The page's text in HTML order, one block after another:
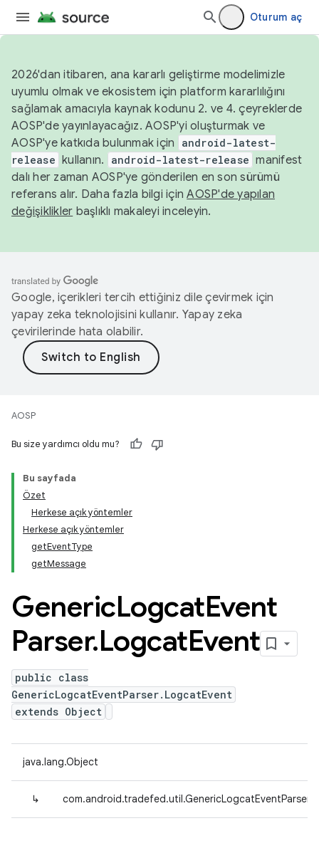
Oturum aç
2026'dan itibaren, ana kararlı geliştirme modelimizle
uyumlu olmak ve ekosistem için platform kararlılığını
sağlamak amacıyla kaynak kodunu 2. ve 4. çeyreklerde
AOSP'de yayınlayacağız. AOSP'yi oluşturmak ve
AOSP'ye katkıda bulunmak için
android-latest-
release kullanın. android-latest-release manifest
dalı her zaman AOSP'ye gönderilen en son sürümü
referans alır. Daha fazla bilgi içinAOSP'de yapılan
değişiklikler başlıklı makaleyi inceleyin.
Google, içerikleri tercih ettiğiniz dile çevirmek için
yapay zeka teknolojisini kullanır. Yapay zeka
çevirilerinde hata olabilir.
AOSP
Bu size yardımcı oldu mu?
Bu sayfada
Özet
Herkese açık yöntemler
Herkese açık yöntemler
getEventType
getMessage
GenericLogcatEvent
Parser.LogcatEvent
public class
GenericLogcatEventParser.LogcatEvent
extends Object
java.lang.Object
↳